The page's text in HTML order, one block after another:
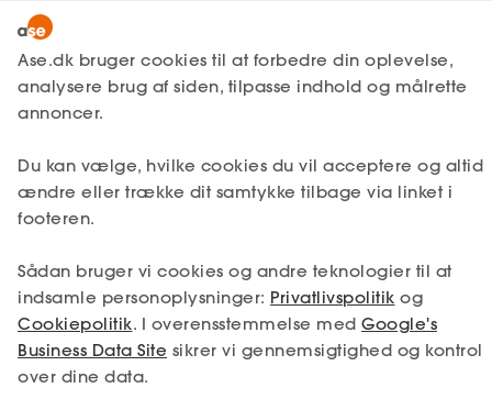
MitAse
Ase Selvstændig
Dokumenter.dk
Lønmodtager
Selvstændig
Etableret
Produkter
Få svar
Fordele
Studerende
Selvstændig
Styrk din forretning med Ase
Få sparring, værktøjer og rådgivning, der skaber
resultater
Undgå dyre fejl og få styr på det juridiske og
økonomiske
Ase.dk bruger cookies til at forbedre din oplevelse,
analysere brug af siden, tilpasse indhold og målrette
annoncer.
Du kan vælge, hvilke cookies du vil acceptere og altid
ændre eller trække dit samtykke tilbage via linket i
footeren.
Sådan bruger vi cookies og andre teknologier til at
indsamle personoplysninger: Privatlivspolitik og
Cookiepolitik. I overensstemmelse med Google's
Business Data Site sikrer vi gennemsigtighed og kontrol
over dine data.